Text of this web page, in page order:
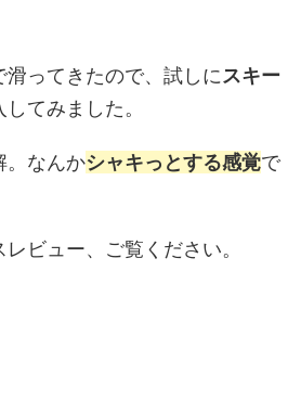
ってきたので、試しにスキー
してみました。
。なんかシャキっとする感覚で
ビュー、ご覧ください。